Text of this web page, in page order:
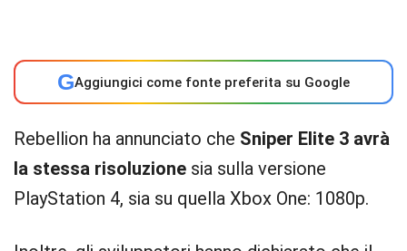
GAggiungici come fonte preferita su Google
Rebellion ha annunciato che Sniper Elite 3 avrà
la stessa risoluzione sia sulla versione
PlayStation 4, sia su quella Xbox One: 1080p.